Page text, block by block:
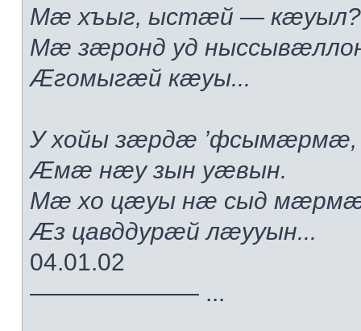
Мæ хъыг, ыстæй —
Мæ зæронд уд
Æгомыгæй кæуы...
У хойы зæрдæ
Æмæ нæу зын уæвын.
Мæ хо цæуы нæ сыд
Æз цавддурæй лæууын...
04.01.02
——————— ...